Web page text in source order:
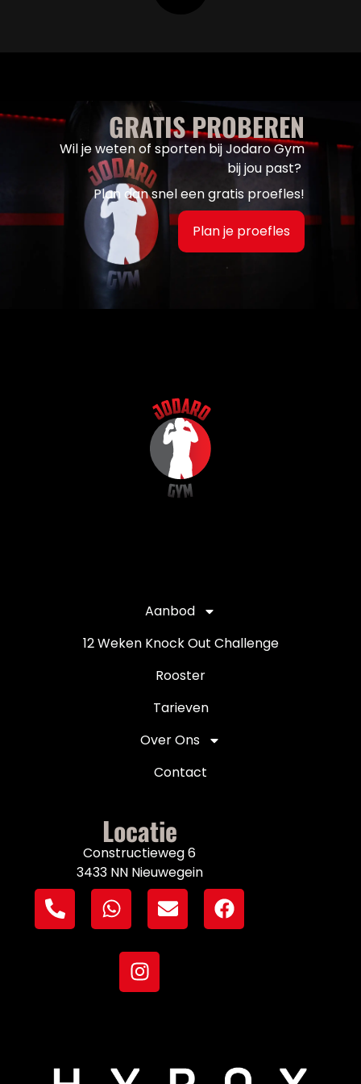
GRATIS PROBEREN
Wil je weten of sporten bij Jodaro Gym
bij jou past?
Plan dan snel een gratis proefles!
Plan je proefles
Aanbod
12 Weken Knock Out Challenge
Rooster
Tarieven
Over Ons
Contact
Locatie
Constructieweg 6
3433 NN Nieuwegein